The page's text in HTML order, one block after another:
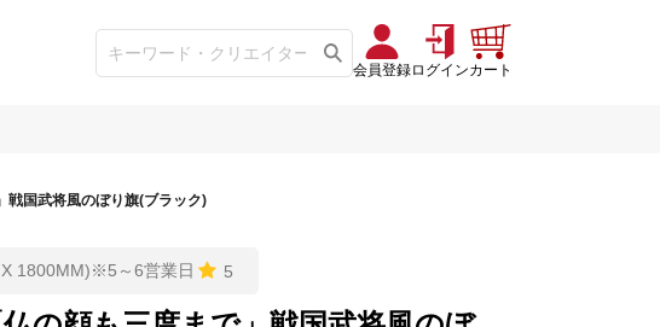
会員登録ログインカート
戦国武将風のぼり旗(ブラック)
1800MM)※5～6営業日 5